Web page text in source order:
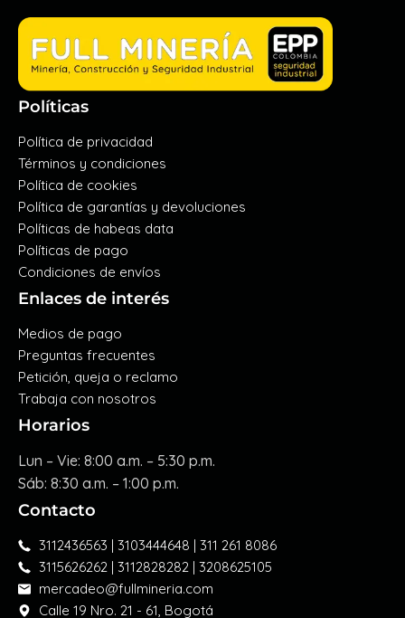
Políticas
Política de privacidad
Términos y condiciones
Política de cookies
Política de garantías y devoluciones
Políticas de habeas data
Políticas de pago
Condiciones de envíos
Enlaces de interés
Medios de pago
Preguntas frecuentes
Petición, queja o reclamo
Trabaja con nosotros
Horarios
Lun – Vie: 8:00 a.m. – 5:30 p.m.
Sáb: 8:30 a.m. – 1:00 p.m.
Contacto
3112436563 | 3103444648 | 311 261 8086
3115626262 | 3112828282 | 3208625105
mercadeo@fullmineria.com
Calle 19 Nro. 21 - 61, Bogotá